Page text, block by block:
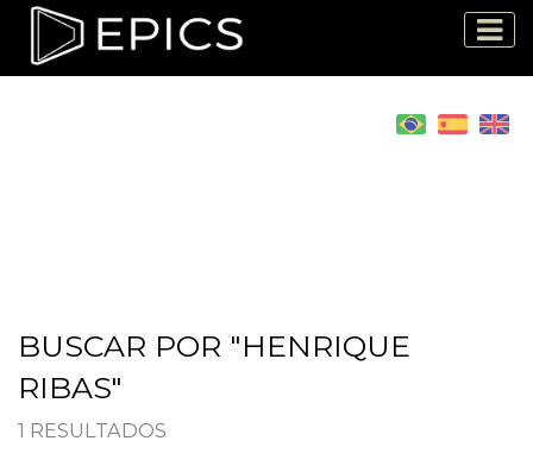
BUSCAR POR "HENRIQUE
RIBAS"
1 RESULTADOS